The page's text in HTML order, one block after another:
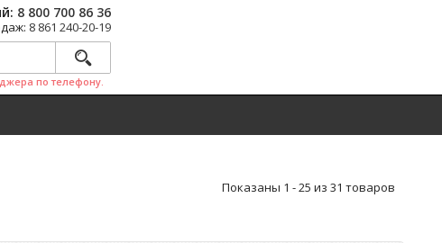
8 800 700 86 36
8 861 240-20-19
по телефону.
Показаны 1 - 25 из 31 товаров